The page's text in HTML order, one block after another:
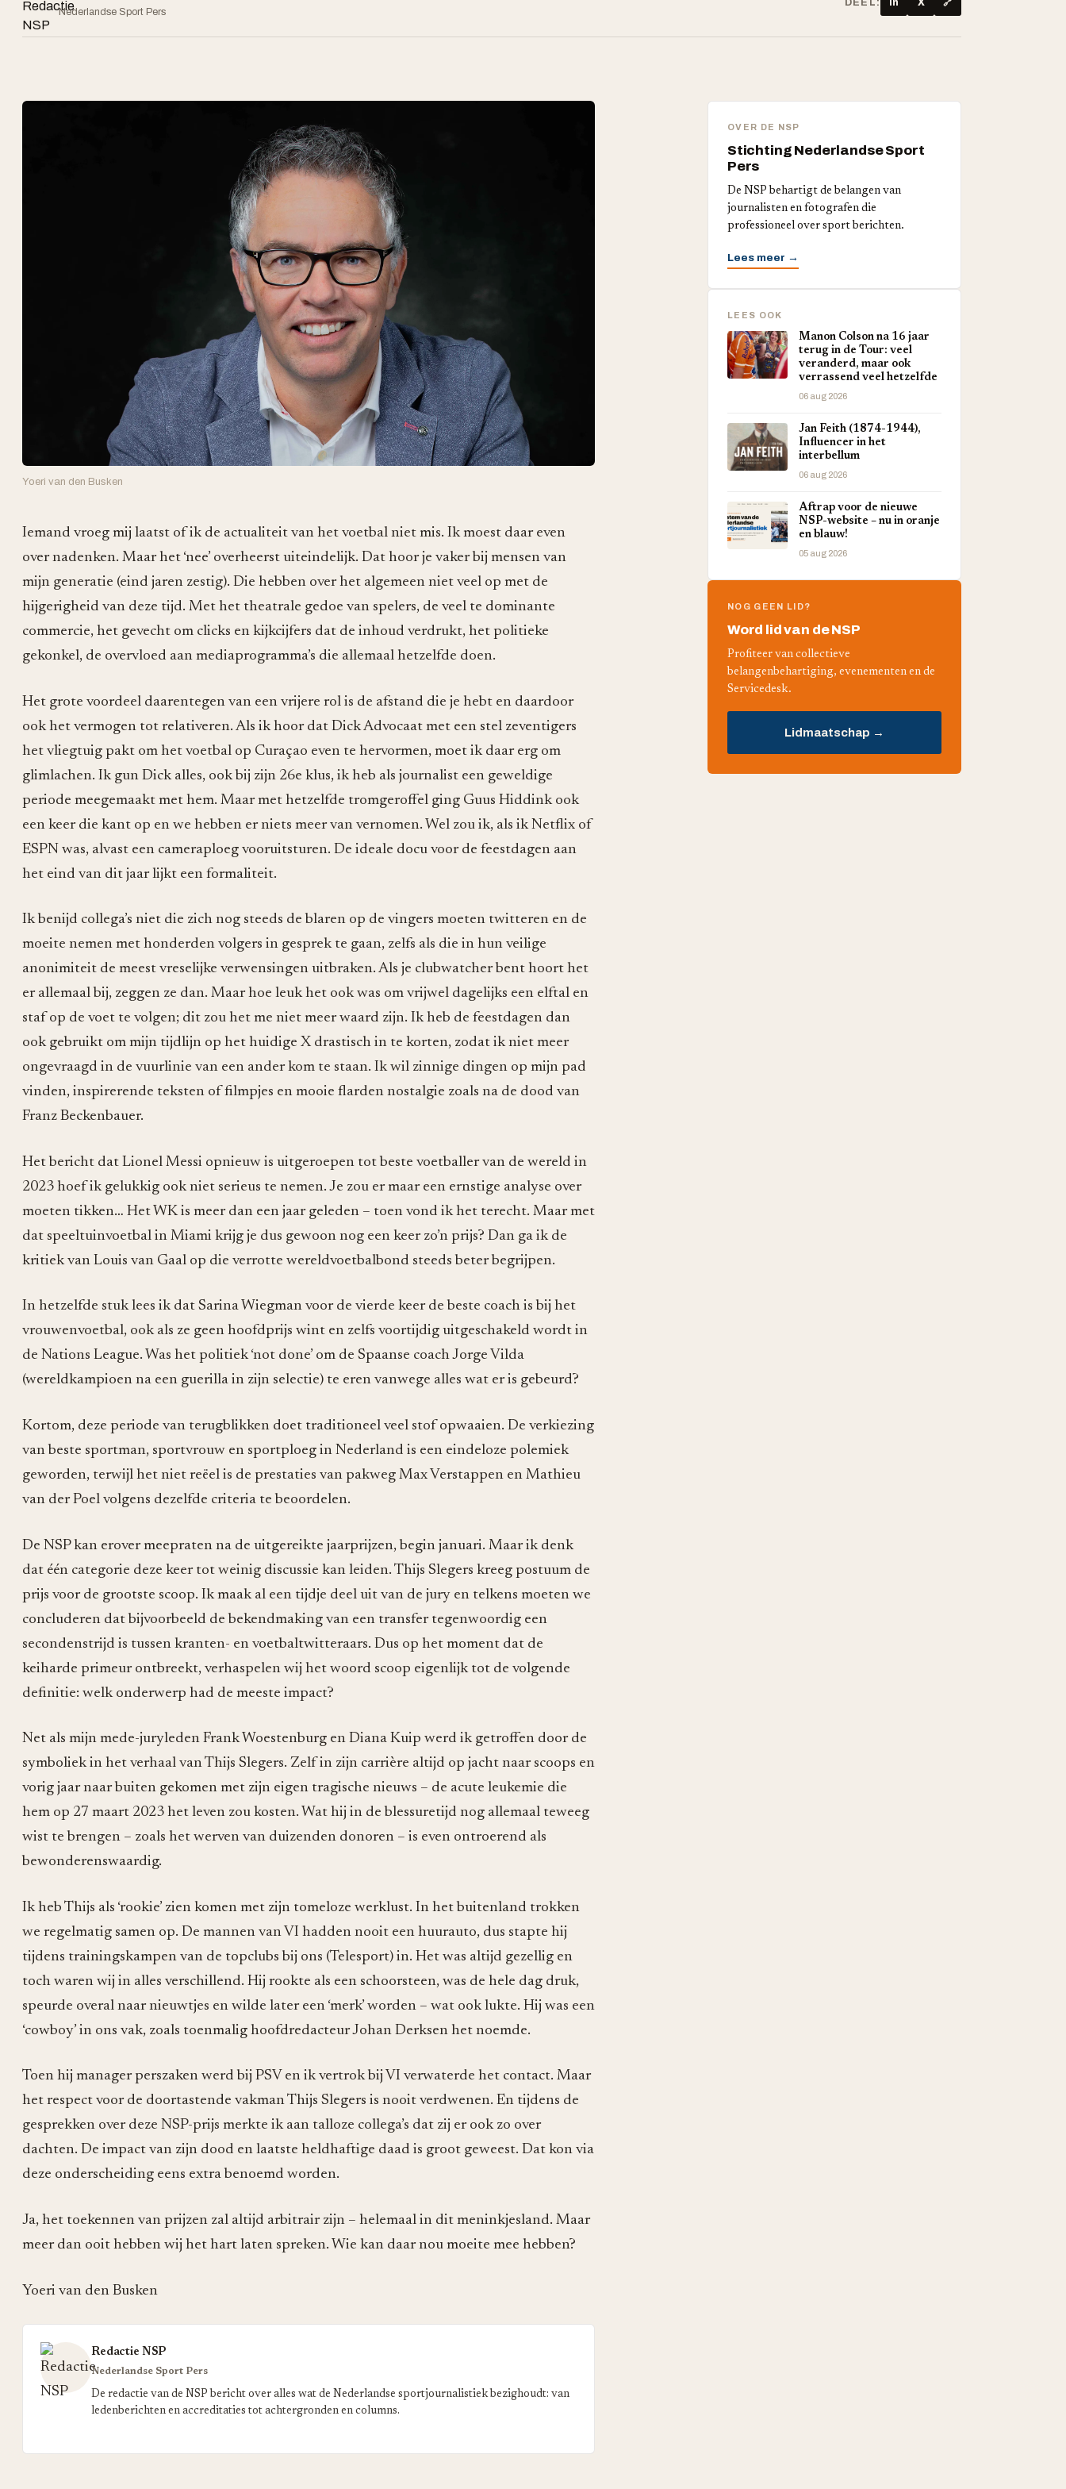
Nederlandse Sport Pers
DEEL: in X 🔗
Yoeri van den Busken
Iemand vroeg mij laatst of ik de actualiteit van het voetbal niet mis. Ik moest daar even
over nadenken. Maar het ‘nee’ overheerst uiteindelijk. Dat hoor je vaker bij mensen van
mijn generatie (eind jaren zestig). Die hebben over het algemeen niet veel op met de
hijgerigheid van deze tijd. Met het theatrale gedoe van spelers, de veel te dominante
commercie, het gevecht om clicks en kijkcijfers dat de inhoud verdrukt, het politieke
gekonkel, de overvloed aan mediaprogramma’s die allemaal hetzelfde doen.
Het grote voordeel daarentegen van een vrijere rol is de afstand die je hebt en daardoor
ook het vermogen tot relativeren. Als ik hoor dat Dick Advocaat met een stel zeventigers
het vliegtuig pakt om het voetbal op Curaçao even te hervormen, moet ik daar erg om
glimlachen. Ik gun Dick alles, ook bij zijn 26e klus, ik heb als journalist een geweldige
periode meegemaakt met hem. Maar met hetzelfde tromgeroffel ging Guus Hiddink ook
een keer die kant op en we hebben er niets meer van vernomen. Wel zou ik, als ik Netflix of
ESPN was, alvast een cameraploeg vooruitsturen. De ideale docu voor de feestdagen aan
het eind van dit jaar lijkt een formaliteit.
Ik benijd collega’s niet die zich nog steeds de blaren op de vingers moeten twitteren en de
moeite nemen met honderden volgers in gesprek te gaan, zelfs als die in hun veilige
anonimiteit de meest vreselijke verwensingen uitbraken. Als je clubwatcher bent hoort het
er allemaal bij, zeggen ze dan. Maar hoe leuk het ook was om vrijwel dagelijks een elftal en
staf op de voet te volgen; dit zou het me niet meer waard zijn. Ik heb de feestdagen dan
ook gebruikt om mijn tijdlijn op het huidige X drastisch in te korten, zodat ik niet meer
ongevraagd in de vuurlinie van een ander kom te staan. Ik wil zinnige dingen op mijn pad
vinden, inspirerende teksten of filmpjes en mooie flarden nostalgie zoals na de dood van
Franz Beckenbauer.
Het bericht dat Lionel Messi opnieuw is uitgeroepen tot beste voetballer van de wereld in
2023 hoef ik gelukkig ook niet serieus te nemen. Je zou er maar een ernstige analyse over
moeten tikken… Het WK is meer dan een jaar geleden – toen vond ik het terecht. Maar met
dat speeltuinvoetbal in Miami krijg je dus gewoon nog een keer zo’n prijs? Dan ga ik de
kritiek van Louis van Gaal op die verrotte wereldvoetbalbond steeds beter begrijpen.
In hetzelfde stuk lees ik dat Sarina Wiegman voor de vierde keer de beste coach is bij het
vrouwenvoetbal, ook als ze geen hoofdprijs wint en zelfs voortijdig uitgeschakeld wordt in
de Nations League. Was het politiek ‘not done’ om de Spaanse coach Jorge Vilda
(wereldkampioen na een guerilla in zijn selectie) te eren vanwege alles wat er is gebeurd?
Kortom, deze periode van terugblikken doet traditioneel veel stof opwaaien. De verkiezing
van beste sportman, sportvrouw en sportploeg in Nederland is een eindeloze polemiek
geworden, terwijl het niet reëel is de prestaties van pakweg Max Verstappen en Mathieu
van der Poel volgens dezelfde criteria te beoordelen.
De NSP kan erover meepraten na de uitgereikte jaarprijzen, begin januari. Maar ik denk
dat één categorie deze keer tot weinig discussie kan leiden. Thijs Slegers kreeg postuum de
prijs voor de grootste scoop. Ik maak al een tijdje deel uit van de jury en telkens moeten we
concluderen dat bijvoorbeeld de bekendmaking van een transfer tegenwoordig een
secondenstrijd is tussen kranten- en voetbaltwitteraars. Dus op het moment dat de
keiharde primeur ontbreekt, verhaspelen wij het woord scoop eigenlijk tot de volgende
definitie: welk onderwerp had de meeste impact?
Net als mijn mede-juryleden Frank Woestenburg en Diana Kuip werd ik getroffen door de
symboliek in het verhaal van Thijs Slegers. Zelf in zijn carrière altijd op jacht naar scoops en
vorig jaar naar buiten gekomen met zijn eigen tragische nieuws – de acute leukemie die
hem op 27 maart 2023 het leven zou kosten. Wat hij in de blessuretijd nog allemaal teweeg
wist te brengen – zoals het werven van duizenden donoren – is even ontroerend als
bewonderenswaardig.
Ik heb Thijs als ‘rookie’ zien komen met zijn tomeloze werklust. In het buitenland trokken
we regelmatig samen op. De mannen van VI hadden nooit een huurauto, dus stapte hij
tijdens trainingskampen van de topclubs bij ons (Telesport) in. Het was altijd gezellig en
toch waren wij in alles verschillend. Hij rookte als een schoorsteen, was de hele dag druk,
speurde overal naar nieuwtjes en wilde later een ‘merk’ worden – wat ook lukte. Hij was een
‘cowboy’ in ons vak, zoals toenmalig hoofdredacteur Johan Derksen het noemde.
Toen hij manager perszaken werd bij PSV en ik vertrok bij VI verwaterde het contact. Maar
het respect voor de doortastende vakman Thijs Slegers is nooit verdwenen. En tijdens de
gesprekken over deze NSP-prijs merkte ik aan talloze collega’s dat zij er ook zo over
dachten. De impact van zijn dood en laatste heldhaftige daad is groot geweest. Dat kon via
deze onderscheiding eens extra benoemd worden.
Ja, het toekennen van prijzen zal altijd arbitrair zijn – helemaal in dit meninkjesland. Maar
meer dan ooit hebben wij het hart laten spreken. Wie kan daar nou moeite mee hebben?
Yoeri van den Busken
Redactie NSP
Nederlandse Sport Pers
De redactie van de NSP bericht over alles wat de Nederlandse sportjournalistiek bezighoudt: van
ledenberichten en accreditaties tot achtergronden en columns.
OVER DE NSP
Stichting Nederlandse Sport
Pers
De NSP behartigt de belangen van
journalisten en fotografen die
professioneel over sport berichten.
Lees meer →
LEES OOK
Manon Colson na 16 jaar
terug in de Tour: veel
veranderd, maar ook
verrassend veel hetzelfde
06 aug 2026
Jan Feith (1874-1944),
Influencer in het
interbellum
06 aug 2026
Aftrap voor de nieuwe
NSP-website – nu in oranje
en blauw!
05 aug 2026
NOG GEEN LID?
Word lid van de NSP
Profiteer van collectieve
belangenbehartiging, evenementen en de
Servicedesk.
Lidmaatschap →